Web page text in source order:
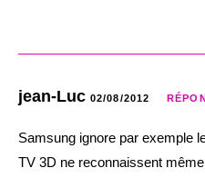
jean-Luc 02/08/2012
Samsung ignore par exemple
TV 3D ne reconnaissent